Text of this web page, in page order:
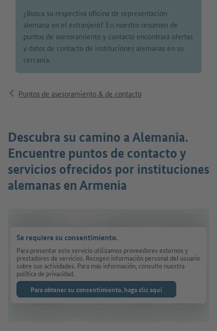
¿Busca su respectiva oficina de representación
alemana en el extranjero? En nuestro resumen de
puntos de asesoramiento y contacto encontrará ofertas
y datos de contacto de instituciones alemanas en su
cercanía.
Puntos de asesoramiento & de contacto
Descubra su camino a Alemania.
Encuentre puntos de contacto y
servicios ofrecidos por instituciones
alemanas en Armenia
Se requiere su consentimiento.
Para presentar este servicio utilizamos proveedores externos y
prestadores de servicios. Recogen información personal del usuario
sobre sus actividades. Para más información, consulte nuestra
política de privacidad.
Para obtener su consentimiento, haga clic aquí